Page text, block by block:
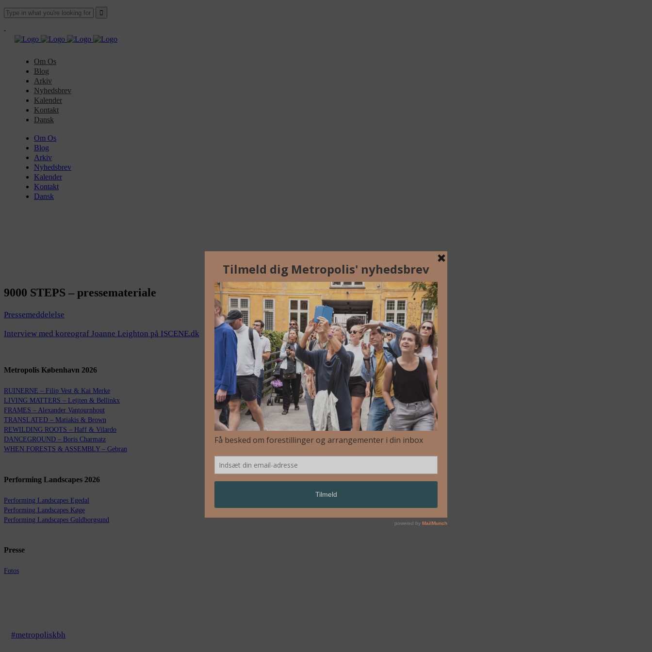
Om Os
Blog
Arkiv
Nyhedsbrev
Kalender
Kontakt
Dansk
Om Os
Blog
Arkiv
Nyhedsbrev
Kalender
Kontakt
Dansk
9000 STEPS – pressemateriale
Pressemeddelelse
Interview med koreograf Joanne Leighton på ISCENE.dk
Metropolis København 2026
RUINERNE – Filip Vest & Kai Merke
LIVING MATTERS – Leijten & Bellinkx
FRAMES – Alexander Vantournhout
TRANSLATED – Matiakis & Brown
REWILDING ROOTS – Haff & Vilardo
DANCEGROUND – Boris Charmatz
WHEN FORESTS & ASSEMBLY – Gebran
Performing Landscapes 2026
Performing Landscapes Egedal
Performing Landscapes Køge
Performing Landscapes Guldborgsund
Presse
Fotos
#metropoliskbh